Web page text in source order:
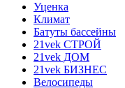
Уценка
Климат
Батуты бассейны
21vek СТРОЙ
21vek ДОМ
21vek БИЗНЕС
Велосипеды